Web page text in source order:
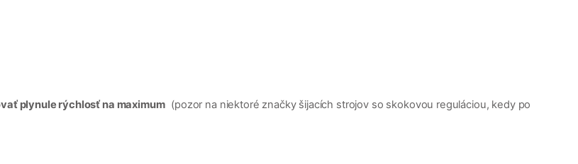
plynule rýchlosť na maximum (pozor na niektoré značky šijacích strojov so skokovou reguláciou, kedy po